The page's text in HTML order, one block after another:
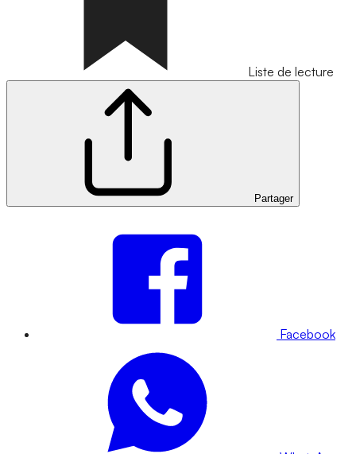
Liste de lecture
Partager
Facebook